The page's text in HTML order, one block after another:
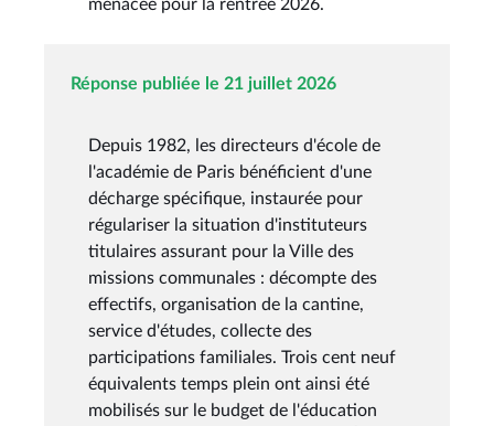
menacée pour la rentrée 2026.
Réponse publiée le 21 juillet 2026
Depuis 1982, les directeurs d'école de
l'académie de Paris bénéficient d'une
décharge spécifique, instaurée pour
régulariser la situation d'instituteurs
titulaires assurant pour la Ville des
missions communales : décompte des
effectifs, organisation de la cantine,
service d'études, collecte des
participations familiales. Trois cent neuf
équivalents temps plein ont ainsi été
mobilisés sur le budget de l'éducation